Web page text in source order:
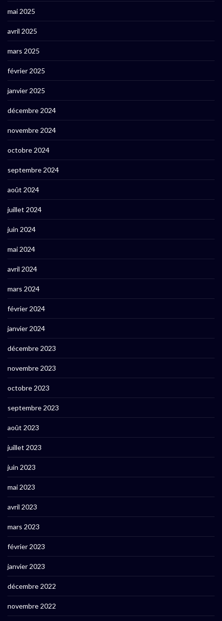
mai 2025
avril 2025
mars 2025
février 2025
janvier 2025
décembre 2024
novembre 2024
octobre 2024
septembre 2024
août 2024
juillet 2024
juin 2024
mai 2024
avril 2024
mars 2024
février 2024
janvier 2024
décembre 2023
novembre 2023
octobre 2023
septembre 2023
août 2023
juillet 2023
juin 2023
mai 2023
avril 2023
mars 2023
février 2023
janvier 2023
décembre 2022
novembre 2022